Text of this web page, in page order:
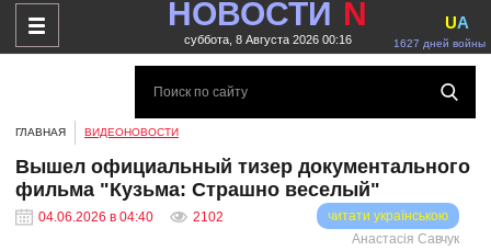
НОВОСТИ N
суббота, 8 Августа 2026 00:16 1627 дней войны
UA
ГЛАВНАЯ ВИДЕОНОВОСТИ
Вышел официальный тизер документального
фильма "Кузьма: Страшно веселый"
04.06.2026 в 04:40 2102
читати українською
Анастасія Савчук